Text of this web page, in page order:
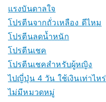
แรงบันดาลใจ
โปรตีนจากถั่วเหลือง ดีไหม
โปรตีนลดน้ำหนัก
โปรตีนเชค
โปรตีนเชคสำหรับผู้หญิง
ไปญี่ปุ่น 4 วัน ใช้เงินเท่าไหร่
ไม่มีหมวดหมู่